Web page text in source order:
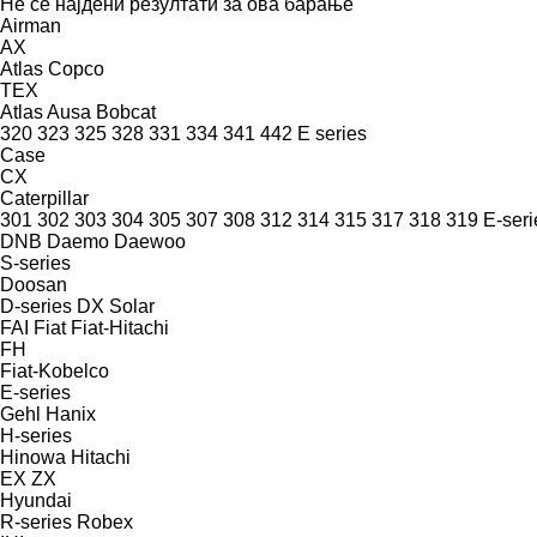
Airman
AX
Atlas Copco
TEX
AtlasAusa Bobcat
320 323 325 328 331 334 341 442 E series
Case
CX
Caterpillar
301 302 303 304 305 307 308 312 314 315 317 318 319 E-
DNB Daemo Daewoo
S-series
Doosan
D-series DX Solar
FAI Fiat Fiat-Hitachi
FH
Fiat-Kobelco
E-series
Gehl
Hanix
H-series
Hinowa Hitachi
EX ZX
Hyundai
R-series Robex